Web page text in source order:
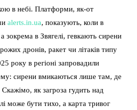
в небі. Платформи, як-от
alerts.in.ua, показують, коли в
зокрема в Звягелі, гевкають сирени
дронів, ракет чи літаків типу
року в регіоні запровадили
сирени вмикаються лише там, де
Скажімо, як загроза гудить над
може бути тихо, а карта тривог